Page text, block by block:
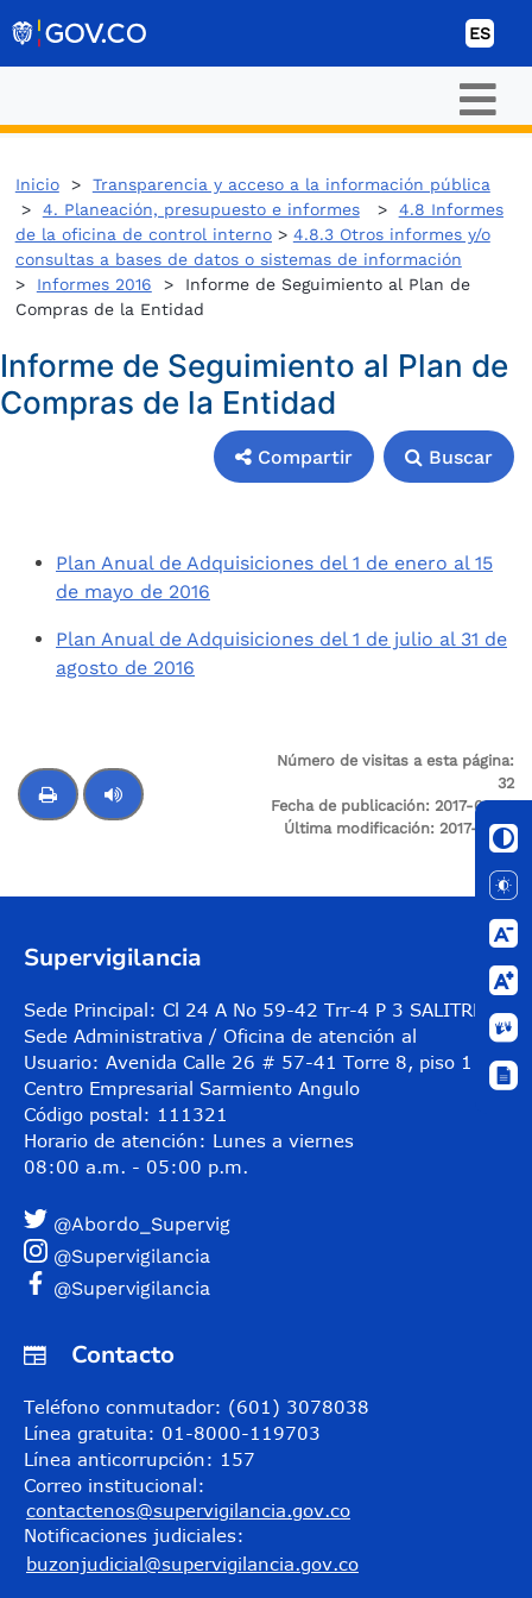
ES
Inicio> Transparencia y acceso a la información pública
> 4. Planeación, presupuesto e informes> 4.8 Informes
de la oficina de control interno> 4.8.3 Otros informes y/o
consultas a bases de datos o sistemas de información
> Informes 2016 > Informe de Seguimiento al Plan de
Compras de la Entidad
Informe de Seguimiento al Plan de
Compras de la Entidad
Compartir Buscar
Plan Anual de Adquisiciones del 1 de enero al 15
de mayo de 2016
Plan Anual de Adquisiciones del 1 de julio al 31 de
agosto de 2016
Número de visitas a esta página:
32
Fecha de publicación: 2017-05-16
Última modificación: 2017-12-14
Supervigilancia
Sede Principal: Cl 24 A No 59-42 Trr-4 P 3 SALITRE
Sede Administrativa / Oficina de atención al
Usuario: Avenida Calle 26 # 57-41 Torre 8, piso 11
Centro Empresarial Sarmiento Angulo
Código postal: 111321
Horario de atención: Lunes a viernes
08:00 a.m. - 05:00 p.m.
@Abordo_Supervig
@Supervigilancia
@Supervigilancia
Contacto
Teléfono conmutador: (601) 3078038
Línea gratuita: 01-8000-119703
Línea anticorrupción: 157
Correo institucional:
contactenos@supervigilancia.gov.co
Notificaciones judiciales:
buzonjudicial@supervigilancia.gov.co